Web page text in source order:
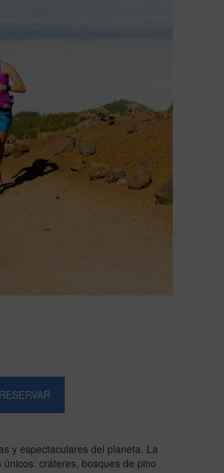
RESERVAR
y espectaculares del planeta. La
únicos: cráteres, bosques de pino